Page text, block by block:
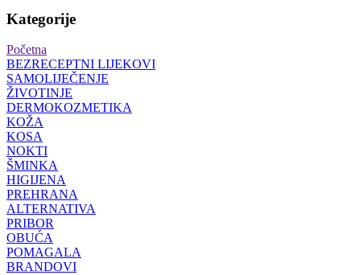
Kategorije
Početna
BEZRECEPTNI LIJEKOVI
SAMOLIJEČENJE
ŽIVOTINJE
DERMOKOZMETIKA
KOŽA
KOSA
NOKTI
ŠMINKA
HIGIJENA
PREHRANA
ALTERNATIVA
PRIBOR
OBUĆA
POMAGALA
BRANDOVI